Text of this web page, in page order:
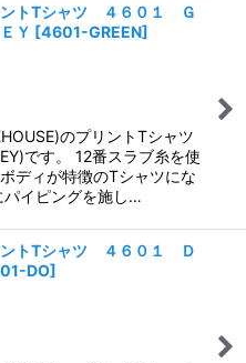
トTシャツ ４６０１ Ｇ
Ｙ [4601-GREEN]
のプリントTシャツ
です。 12番スラブ糸を使
ディが特徴のTシャツにな
パイピングを施し…
トTシャツ ４６０１ Ｄ
DO]